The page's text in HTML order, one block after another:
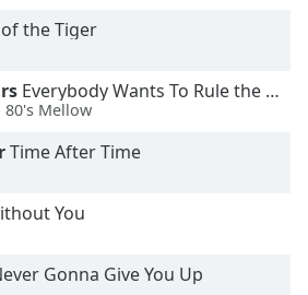
of the Tiger
Everybody Wants To Rule the World
80's Mellow
Time After Time
You
Gonna Give You Up